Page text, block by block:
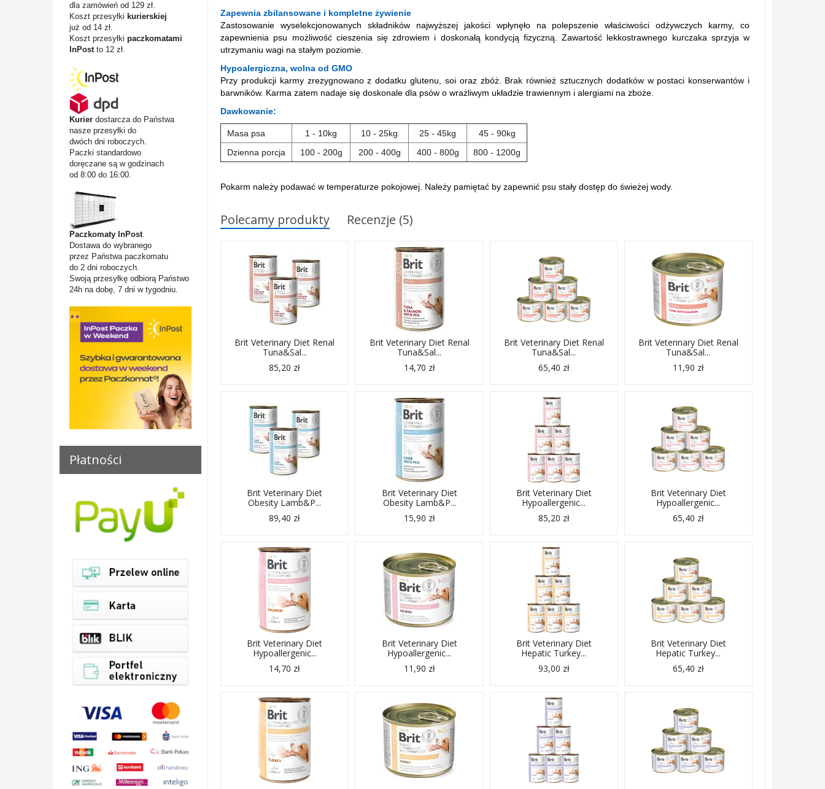
Zapewnia zbilansowane i kompletne żywienie
Zastosowanie wyselekcjonowanych składników najwyższej jakości wpłynęło na polepszenie właściwości odżywczych karmy, co
zapewnienia psu możliwość cieszenia się zdrowiem i doskonałą kondycją fizyczną. Zawartość lekkostrawnego kurczaka sprzyja w
utrzymaniu wagi na stałym poziomie.
Hypoalergiczna, wolna od GMO
Przy produkcji karmy zrezygnowano z dodatku glutenu, soi oraz zbóż. Brak również sztucznych dodatków w postaci konserwantów i
barwników. Karma zatem nadaje się doskonale dla psów o wrażliwym układzie trawiennym i alergiami na zboże.
Dawkowanie:
Masa psa 1 - 10kg 10 - 25kg 25 - 45kg
45 - 90kg
Dzienna porcja
100 - 200g 200 - 400g 400 - 800g 800 - 1200g
Pokarm należy podawać w temperaturze pokojowej. Należy pamiętać by zapewnić psu stały dostęp do świeżej wody.
Polecamy produkty Recenzje (5)
Brit Veterinary Diet Renal
Tuna&Sal...
85,20 zł
Brit Veterinary Diet Renal
Tuna&Sal...
14,70 zł
Brit Veterinary Diet Renal
Tuna&Sal...
65,40 zł
Brit Veterinary Diet Renal
Tuna&Sal...
11,90 zł
Brit Veterinary Diet
Obesity Lamb&P...
89,40 zł
Brit Veterinary Diet
Obesity Lamb&P...
15,90 zł
Brit Veterinary Diet
Hypoallergenic...
85,20 zł
Brit Veterinary Diet
Hypoallergenic...
65,40 zł
Brit Veterinary Diet
Hypoallergenic...
14,70 zł
Brit Veterinary Diet
Hypoallergenic...
11,90 zł
Brit Veterinary Diet
Hepatic Turkey...
93,00 zł
Brit Veterinary Diet
Hepatic Turkey...
65,40 zł
dla zamówień od 129 zł.
Koszt przesyłki kurierskiej
już od 14 zł.
Koszt przesyłki paczkomatami
InPostto 12 zł.
Kurier dostarcza do Państwa
nasze przesyłki do
dwóch dni roboczych.
Paczki standardowo
doręczane są w godzinach
od 8:00 do 16:00.
Paczkomaty InPost
Dostawa do wybranego
przez Państwa paczkomatu
do 2 dni roboczych.
Swoją przesyłkę odbiorą Państwo
24h na dobę, 7 dni w tygodniu.
Płatności